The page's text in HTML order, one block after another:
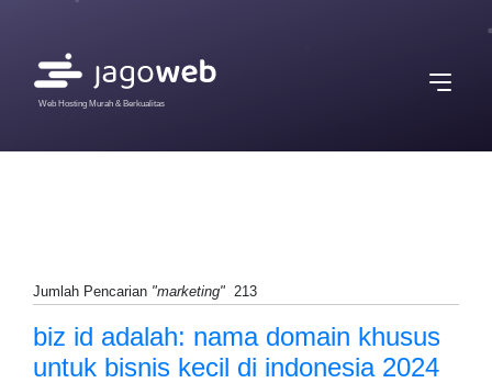
Web Hosting Murah & Berkualitas
Jumlah Pencarian "marketing" 213
biz id adalah: nama domain khusus
untuk bisnis kecil di indonesia 2024